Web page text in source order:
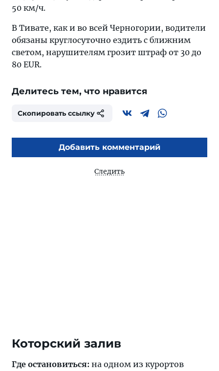
50 км/ч.
В Тивате, как и во всей Черногории, водители
обязаны круглосуточно ездить с ближним
светом, нарушителям грозит штраф от 30 до
80 EUR.
Делитесь тем, что нравится
Скопировать ссылку
Добавить комментарий
Следить
Которский залив
Где остановиться: на одном из курортов